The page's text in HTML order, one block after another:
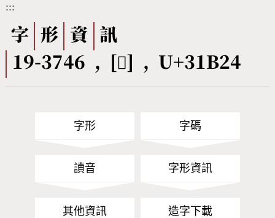
筆順序查詢
CNS查詢 Unicode查詢
字形下載
熱門查詢統計
:::
字 形 資
訊
19-3746 , [𱬤] , U+31B24
字形 字碼
讀音 字形資訊
其他資訊 造字下載